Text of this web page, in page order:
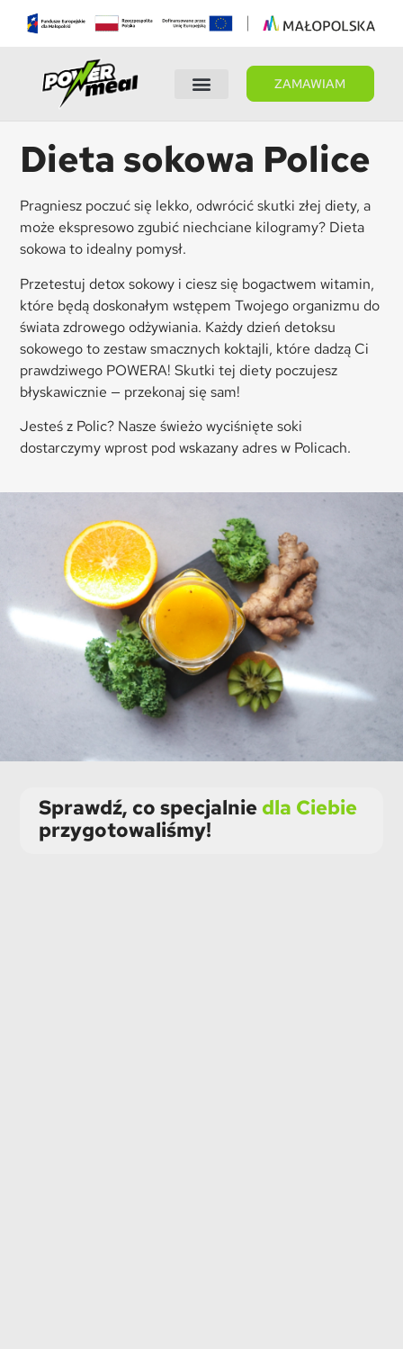
ZAMAWIAM
Dieta sokowa Police
Pragniesz poczuć się lekko, odwrócić skutki złej diety, a
może ekspresowo zgubić niechciane kilogramy? Dieta
sokowa to idealny pomysł.
Przetestuj detox sokowy i ciesz się bogactwem witamin,
które będą doskonałym wstępem Twojego organizmu do
świata zdrowego odżywiania. Każdy dzień detoksu
sokowego to zestaw smacznych koktajli, które dadzą Ci
prawdziwego POWERA! Skutki tej diety poczujesz
błyskawicznie — przekonaj się sam!
Jesteś z Polic? Nasze świeżo wyciśnięte soki
dostarczymy wprost pod wskazany adres w Policach.
Sprawdź, co specjalnie dla Ciebie
przygotowaliśmy!